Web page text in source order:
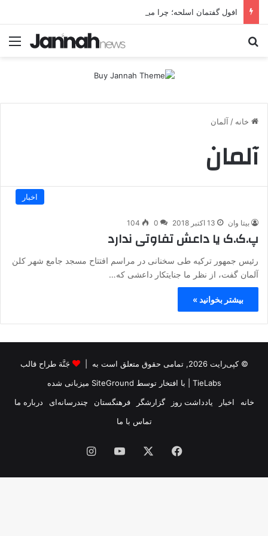
خانه / آلمان
آلمان
اخبار
بیتا وان 13 اکتبر 2018 0
104
پ.ک.ک یا داعش تفاوتی ندارد
رئیس جمهور ترکیه طی سخنانی در مراسم افتتاح مسجد جامع شهر کلن
آلمان گفت، از نظر ما جنایتکار داعشی که…
بیشتر بخوانید »
© کپی‌رایت 2026, تمامی حقوق متعلق است به |
جَنَّة طراح قالب
TieLabs | با افتخار توسط SiteGround میزبانی شده
خانه
اخبار یادداشت روز گزارشگر فرهنگستان چندرسانه‌ای
درباره ما
تماس با ما
فیس
بوک
یوتیوب